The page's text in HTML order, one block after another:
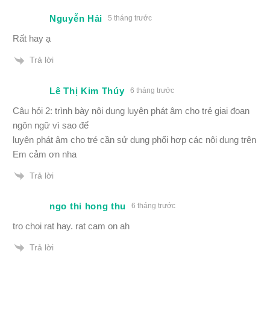
Nguyễn Hải 5 tháng trước
Rất hay ạ
Trả lời
Lê Thị Kim Thúy 6 tháng trước
Câu hỏi 2: trình bày nôi dung luyên phát âm cho trẻ giai đoan
ngôn ngữ vì sao để
luyên phát âm cho tré cần sử dung phối hơp các nôi dung trên
Em cảm ơn nha
Trả lời
ngo thi hong thu 6 tháng trước
tro choi rat hay. rat cam on ah
Trả lời